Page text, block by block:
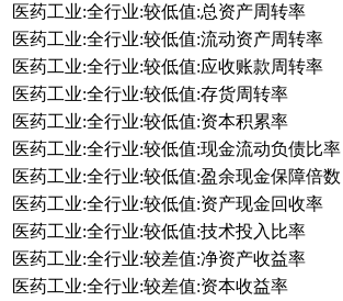
医药工业:全行业:较低值:总资产周转率
医药工业:全行业:较低值:流动资产周转率
医药工业:全行业:较低值:应收账款周转率
医药工业:全行业:较低值:存货周转率
医药工业:全行业:较低值:资本积累率
医药工业:全行业:较低值:现金流动负债比率
医药工业:全行业:较低值:盈余现金保障倍数
医药工业:全行业:较低值:资产现金回收率
医药工业:全行业:较低值:技术投入比率
医药工业:全行业:较差值:净资产收益率
医药工业:全行业:较差值:资本收益率